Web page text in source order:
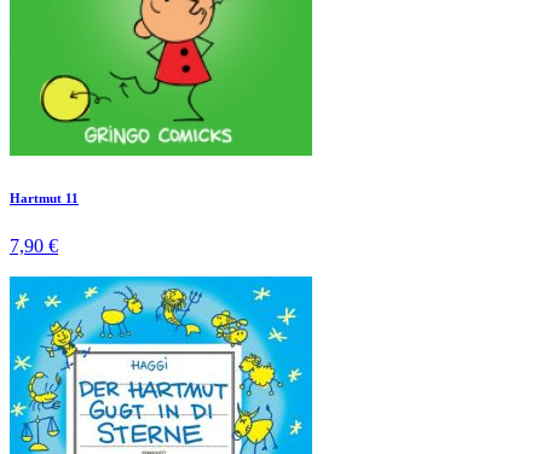
Hartmut 11
7,90 €